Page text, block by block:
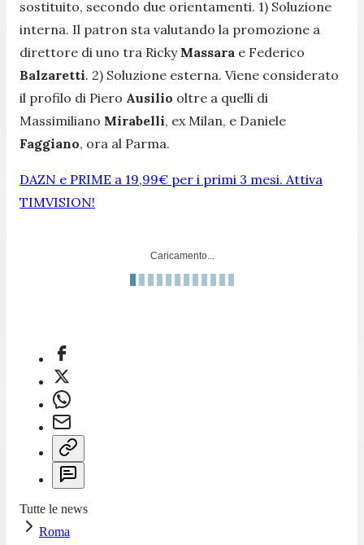
sostituito, secondo due orientamenti. 1) Soluzione
interna. Il patron sta valutando la promozione a
direttore di uno tra Ricky Massara e Federico
Balzaretti. 2) Soluzione esterna. Viene considerato
il profilo di Piero Ausilio oltre a quelli di
Massimiliano Mirabelli, ex Milan, e Daniele
Faggiano, ora al Parma.
DAZN e PRIME a 19,99€ per i primi 3 mesi. Attiva
TIMVISION!
Caricamento...
Tutte le news
Roma